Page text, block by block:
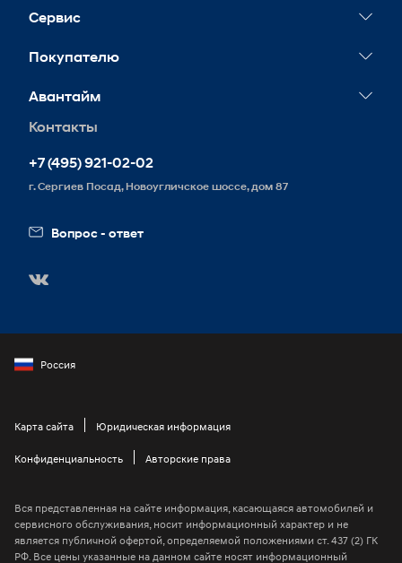
Новости
Сервис
Сервисные акции
Покупателю
Конфигуратор
Авантайм
Контакты
Реквизиты
Схема проезда
Контакты
+7 (495) 921-02-02
г. Сергиев Посад, Новоугличское шоссе, дом 87
Вопрос - ответ
Россия
Карта сайта Юридическая информация
Конфиденциальность Авторские права
Вся представленная на сайте информация, касающаяся автомобилей и
сервисного обслуживания, носит информационный характер и не
является публичной офертой, определяемой положениями ст. 437 (2) ГК
РФ. Все цены указанные на данном сайте носят информационный